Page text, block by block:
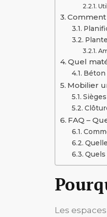
Quel
Béton
Mobilier
FAQ –
Les